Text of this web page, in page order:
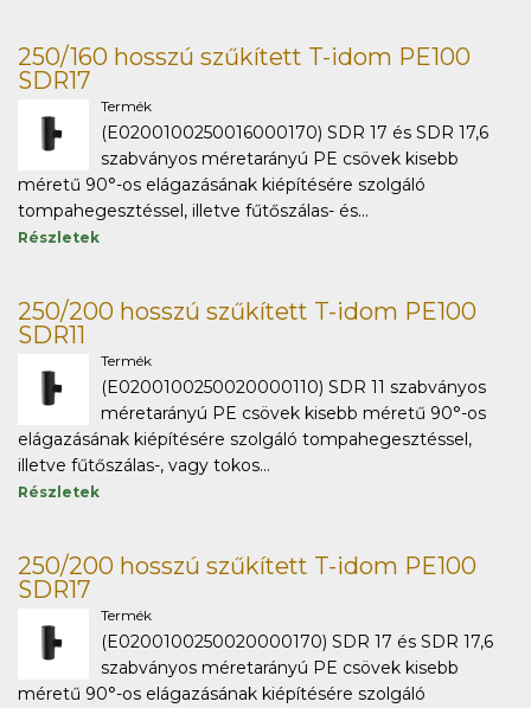
250/160 hosszú szűkített T-idom PE100
SDR17
Termék
(E0200100250016000170) SDR 17 és SDR 17,6
szabványos méretarányú PE csövek kisebb
méretű 90°-os elágazásának kiépítésére szolgáló
tompahegesztéssel, illetve fűtőszálas- és...
Részletek
250/200 hosszú szűkített T-idom PE100
SDR11
Termék
(E0200100250020000110) SDR 11 szabványos
méretarányú PE csövek kisebb méretű 90°-os
elágazásának kiépítésére szolgáló tompahegesztéssel,
illetve fűtőszálas-, vagy tokos...
Részletek
250/200 hosszú szűkített T-idom PE100
SDR17
Termék
(E0200100250020000170) SDR 17 és SDR 17,6
szabványos méretarányú PE csövek kisebb
méretű 90°-os elágazásának kiépítésére szolgáló